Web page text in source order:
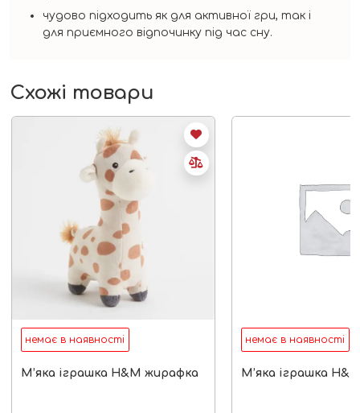
чудово підходить як для активної гри, так і
для приємного відпочинку під час сну.
Схожі товари
немає в наявності
М’яка іграшка H&M жирафка
немає в наявності
М’яка іграшка